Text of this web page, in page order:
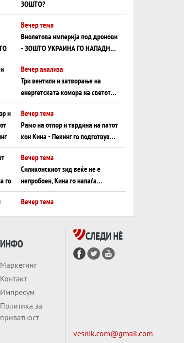
ЗОШТО?
Вечер тема
Виолетова империја под дронови
- ЗОШТО УКРАИНА ГО НАПАДНА
РУСКИОТ WILDBERRIES
Вечер анализа
Три вентили и затворање на
енергетската комора на светот:
Нападот во Суец најавува
глобален енергетски инфаркт?
Вечер тема
Рамо на отпор и тврдина на патот
кон Кина - Пекинг го подготвува
Иран за американска копнена
инвазија
Вечер тема
Силиконскиот ѕид веќе не е
непробоен, Кина го напаѓа
последниот голем монопол на
Западот?
Вечер тема
„разговара“ со Иран - ваквите
моменти се поопасни од
отворените закани
Вечер тема
Сметководствените трикови што
го соборија ЕНРОН ги
применуваат гигантите за ВИ
Вечер тема
ИНФО
Маркетинг
Контакт
Импресум
Политика за
приватност
СЛЕДИ НÈ
vesnik.com@gmail.com